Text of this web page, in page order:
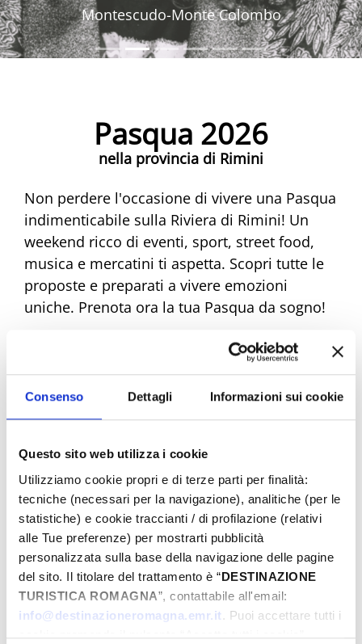
Consenso Dettagli Informazioni sui cookie
Questo sito web utilizza i cookie
Utilizziamo cookie propri e di terze parti per finalità:
tecniche (necessari per la navigazione), analitiche (per le
statistiche) e cookie traccianti / di profilazione (relativi
alle Tue preferenze) per mostrarti pubblicità
personalizzata sulla base della navigazione delle pagine
del sito. Il titolare del trattamento è “DESTINAZIONE
TURISTICA ROMAGNA”, contattabile all'email:
info@destinazioneromagna.emr.it. Puoi accettare tutti i
cookie premendo il pulsante “Accetta tutti i cookie”,
Montescudo-Monte Colombo
Pasqua 2026
nella provincia di Rimini
Non perdere l'occasione di vivere una Pasqua
indimenticabile sulla Riviera di Rimini! Un
weekend ricco di eventi, sport, street food,
musica e mercatini ti aspetta. Scopri tutte le
proposte e preparati a vivere emozioni
uniche. Prenota ora la tua Pasqua da sogno!
Dal
A
Comune